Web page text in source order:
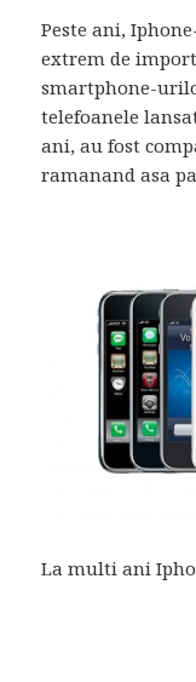
Peste ani,
extrem de
smartphone-
telefoanele
ani, au fost
ramanand asa
La multi ani